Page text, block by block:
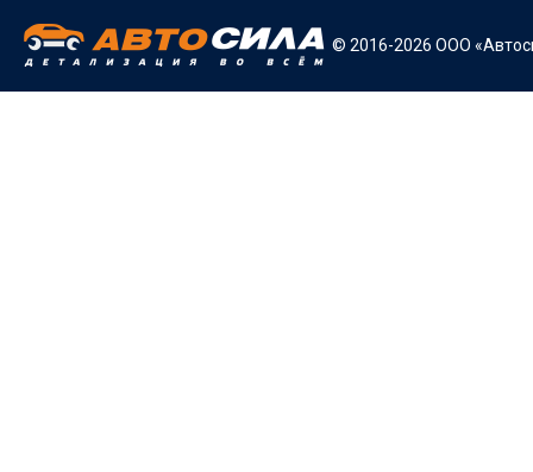
© 2016-2026 ООО